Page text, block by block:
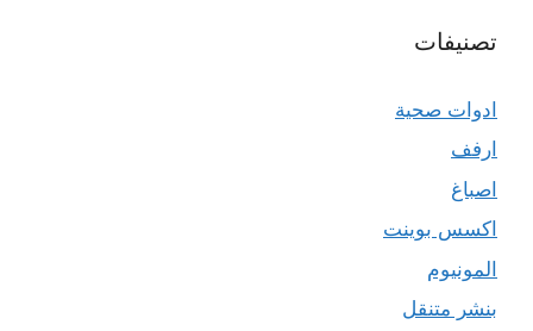
تصنيفات
ادوات صحية
ارفف
اصباغ
اكسس بوينت
المونيوم
بنشر متنقل